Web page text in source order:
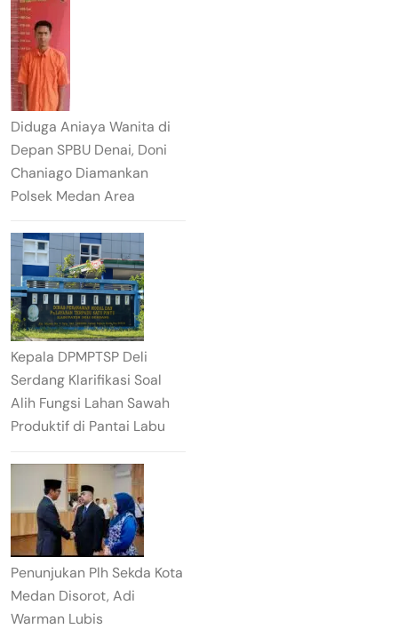
Diduga Aniaya Wanita di
Depan SPBU Denai, Doni
Chaniago Diamankan
Polsek Medan Area
Kepala DPMPTSP Deli
Serdang Klarifikasi Soal
Alih Fungsi Lahan Sawah
Produktif di Pantai Labu
Penunjukan Plh Sekda Kota
Medan Disorot, Adi
Warman Lubis